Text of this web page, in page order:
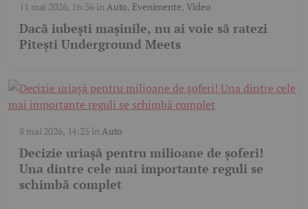
11 mai 2026, 16:36înAuto, Evenimente, Video
Dacă iubești mașinile, nu ai voie să ratezi
Pitești Underground Meets
8 mai 2026, 14:25 înAuto
Decizie uriașă pentru milioane de șoferi!
Una dintre cele mai importante reguli se
schimbă complet